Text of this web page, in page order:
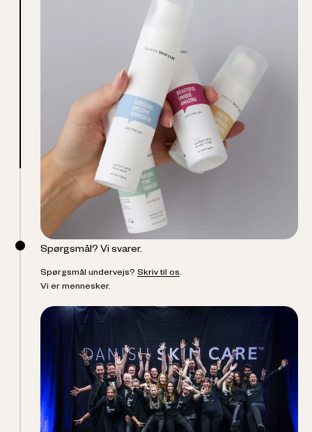
Spørgsmål? Vi svarer.
Spørgsmål undervejs? Skriv til os.
Vi er mennesker.